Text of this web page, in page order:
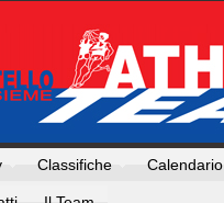
Classifiche Calendario